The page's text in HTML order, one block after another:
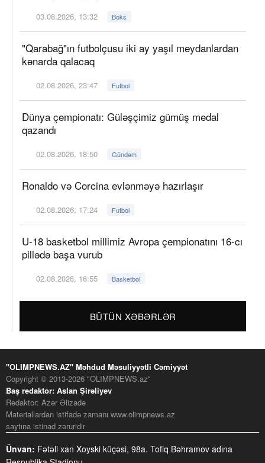
03.08.2026, 13:32 Boks
"Qarabağ"ın futbolçusu iki ay yaşıl meydanlardan
kənarda qalacaq
02.08.2026, 23:47 Futbol
Dünya çempionatı: Güləşçimiz gümüş medal
qazandı
02.08.2026, 18:50 Gündəm
Ronaldo və Corcina evlənməyə hazırlaşır
02.08.2026, 17:24 Futbol
U-18 basketbol millimiz Avropa çempionatını 16-cı
pillədə başa vurub
02.08.2026, 16:55 Basketbol
BÜTÜN XƏBƏRLƏR
"OLIMPNEWS.AZ" Məhdud Məsuliyyətli Cəmiyyət
Copyright © 2013-2026 "OLIMPNEWS.az"
Baş redaktor: Aslan Şirəliyev
Redaktor: Azər Əlizadə
Materiallardan istifadə zamanı www.olimpnews.az
saytına istinad zəruridir
Ünvan: Fətəli xan Xoyski küçəsi, 98a. Tofiq Bəhramov adına